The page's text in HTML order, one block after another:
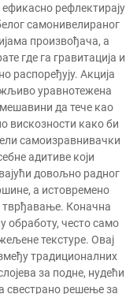
ефикасно рефлектирају
самонивелираног
произвођача, а
где га гравитација и
распоређују. Акција
уравнотежена
да тече као
вискозности како би
самоизравнивачки
адитиве који
довољно радног
а истовремено
тврђавање. Коначна
обработу, често само
текстуре. Овај
традиционалних
за подне, нудећи
свестрано решење за